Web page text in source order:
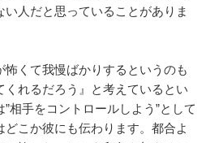
人だと思っていることがありま
怖くて我慢ばかりするというのも
くれるだろう』と考えているとい
相手をコントロールしよう”として
どこか彼にも伝わります。都合よ